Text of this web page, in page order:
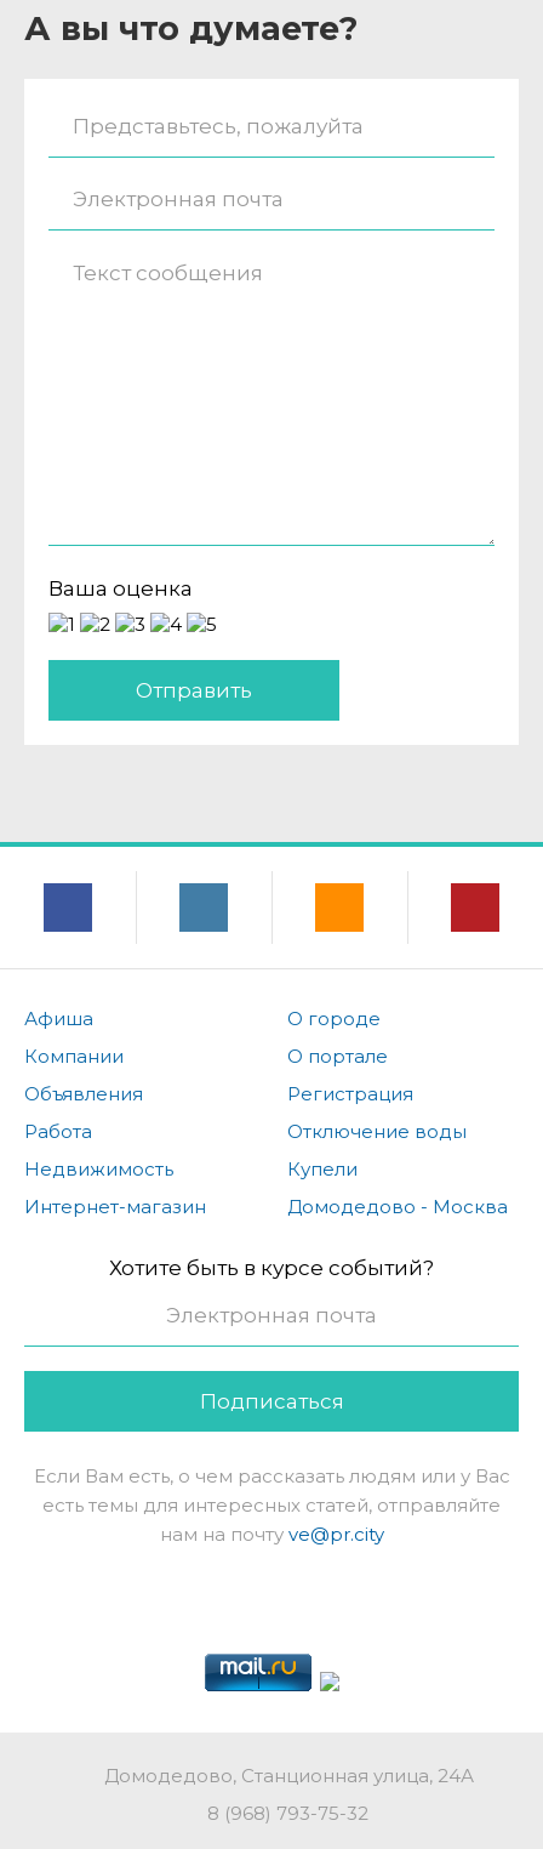
А вы что думаете?
Ваша оценка
Отправить
Афиша
Компании
Объявления
Работа
Недвижимость
Интернет-магазин
О городе
О портале
Регистрация
Отключение воды
Купели
Домодедово - Москва
Хотите быть в курсе событий?
Подписаться
Если Вам есть, о чем рассказать людям или у Вас
есть темы для интересных статей, отправляйте
нам на почту ve@pr.city
Домодедово, Станционная улица, 24А
8 (968) 793-75-32